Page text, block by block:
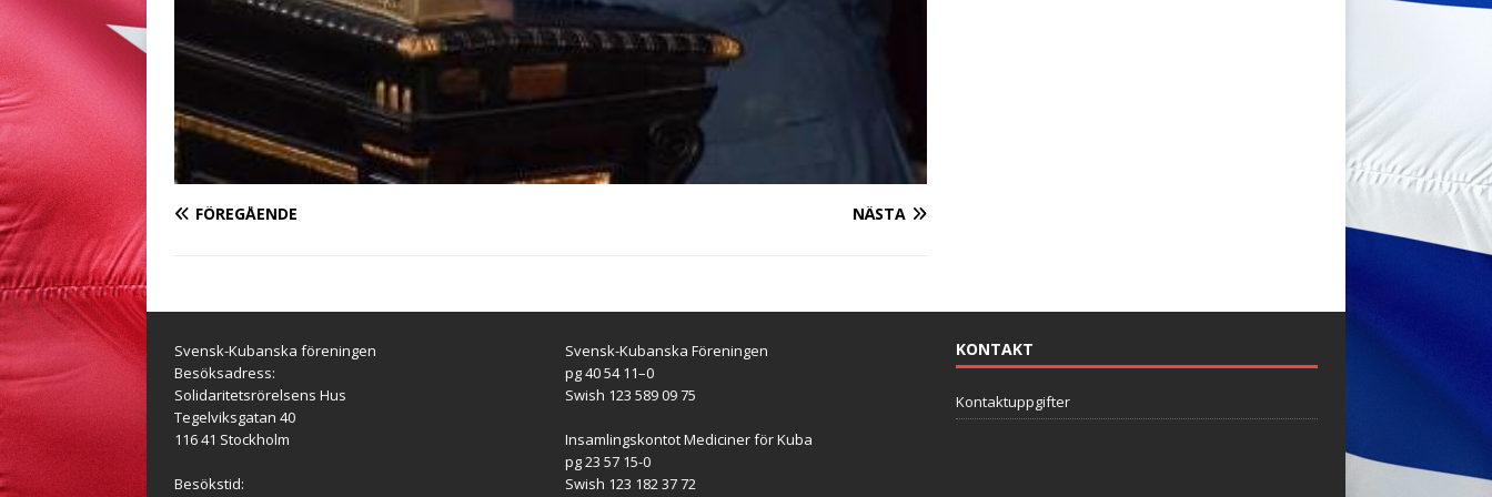
FÖREGÅENDE NÄSTA
Svensk-Kubanska föreningen
Besöksadress:
Solidaritetsrörelsens Hus
Tegelviksgatan 40
116 41 Stockholm
Besökstid:
Svensk-Kubanska Föreningen
pg 40 54 11–0
Swish 123 589 09 75
Insamlingskontot Mediciner för Kuba
pg 23 57 15-0
Swish 123 182 37 72
KONTAKT
Kontaktuppgifter